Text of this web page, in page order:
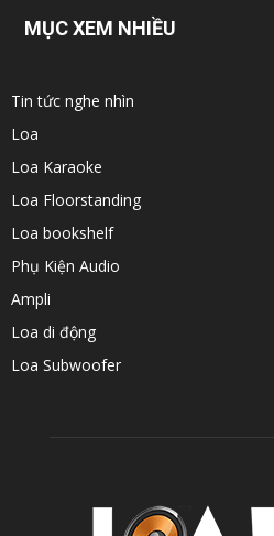
MỤC XEM NHIỀU
Tin tức nghe nhìn
Loa
Loa Karaoke
Loa Floorstanding
Loa bookshelf
Phụ Kiện Audio
Ampli
Loa di động
Loa Subwoofer